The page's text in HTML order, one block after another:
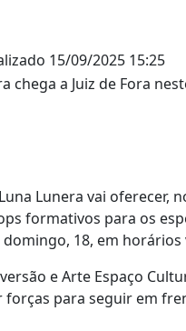
15/09/2025 15:25
Lunera vai oferecer,
formativos para os
18, em
e Arte Espaço
para seguir em